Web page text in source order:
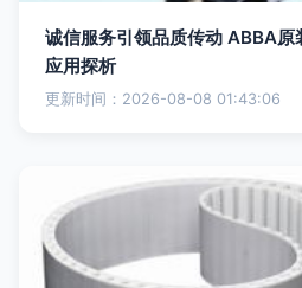
诚信服务引领品质传动 ABBA原
应用探析
更新时间：2026-08-08 01:43:06